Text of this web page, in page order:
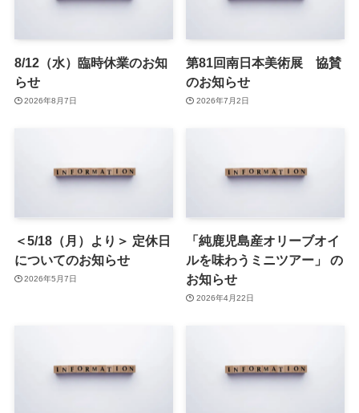
8/12（水）臨時休業のお知
らせ
2026年8月7日
第81回南日本美術展 協賛
のお知らせ
2026年7月2日
＜5/18（月）より＞ 定休日
についてのお知らせ
2026年5月7日
「純鹿児島産オリーブオイ
ルを味わうミニツアー」 の
お知らせ
2026年4月22日